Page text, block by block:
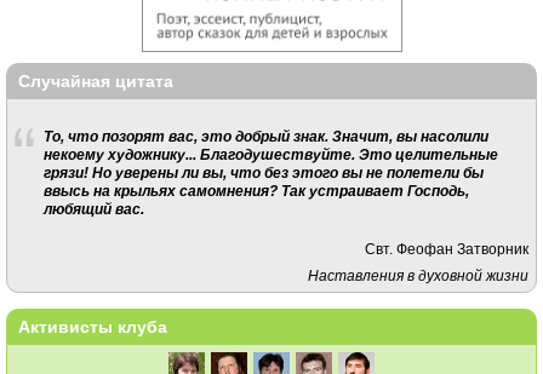
Случайная цитата
То, что позорят вас, это добрый знак. Значит, вы насолили
некоему художнику... Благодушествуйте. Это целительные
грязи! Но уверены ли вы, что без этого вы не полетели бы
ввысь на крыльях самомнения? Так устраивает Господь,
любящий вас.
Свт. Феофан Затворник
Наставления в духовной жизни
Активисты клуба